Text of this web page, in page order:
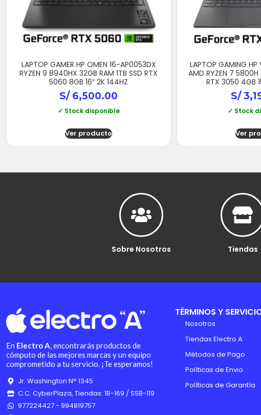
LAPTOP GAMER HP OMEN 16-AP0053DX
RYZEN 9 8940HX 32GB RAM 1TB SSD RTX
5060 8GB 16″ 2K 144HZ
S/6,500.00
✓ Stock disponible
Ver producto
LAPTOP GAMING HP
AMD RYZEN 7 5800H
RTX 3050 4GB
S/
✓ Stock
Ver
Sobre Nosotros Tiendas
En Electro A, encontrarás productos de
cómputo de las mejores marcas y un equipo
comprometido a tu servicio. ¡Te esperamos!
Jr. Washington N° 1345
C.C. CyberPlaza, Tiendas: 1B-169 / SSB-119
977224427 - 994819757
TÉRMINOS Y
Nosotros
Tiendas Electro A
Métodos de Pago
Políticas de Envio
Políticas de Garantía